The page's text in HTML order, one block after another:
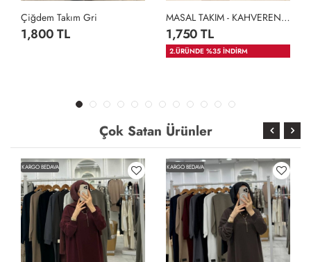
Çiğdem Takım Gri
1,800 TL
MASAL TAKIM - KAHVERENGİ
1,750 TL
2.ÜRÜNDE %35 İNDİRM
Çok Satan Ürünler
KARGO BEDAVA KARGO BEDAVA